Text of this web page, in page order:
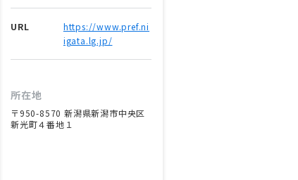
URL
https://www.pref.ni
igata.lg.jp/
所在地
〒950-8570 新潟県新潟市中央区
新光町４番地１